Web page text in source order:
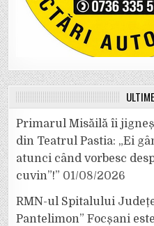
Primarul Misăilă îi
din Teatrul Pastia: „Ei
atunci când vorbesc
cuvin”!” 01/08/2026
RMN-ul Spitalului
Pantelimon” Focșani